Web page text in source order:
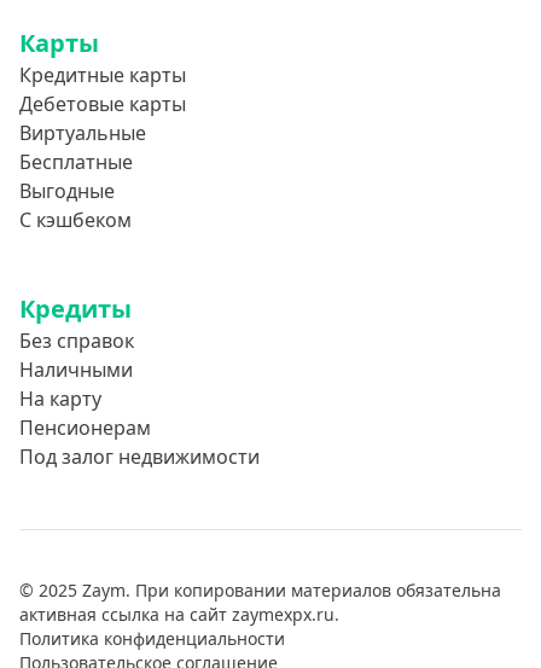
Карты
Кредитные карты
Дебетовые карты
Виртуальные
Бесплатные
Выгодные
С кэшбеком
Кредиты
Без справок
Наличными
На карту
Пенсионерам
Под залог недвижимости
© 2025 Zaym. При копировании материалов обязательна
активная ссылка на сайт zaymexpx.ru.
Политика конфиденциальности
Пользовательское соглашение